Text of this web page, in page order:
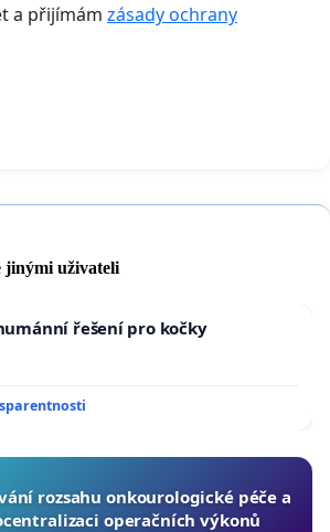
a přijímám zásady ochrany
jinými uživateli
řešení pro kočky
rozsahu onkourologické péče a
operačních výkonů